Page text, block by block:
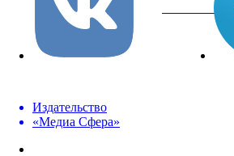
вКонтакте
Издательство
«Медиа Сфера»